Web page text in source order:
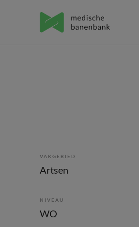
VAKGEBIED
Artsen
NIVEAU
WO